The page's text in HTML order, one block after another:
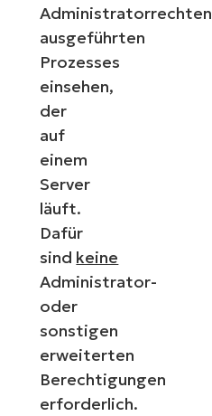
Administratorrechten
ausgeführten
Prozesses
einsehen,
der
auf
einem
Server
läuft.
Dafür
sind keine
Administrator-
oder
sonstigen
erweiterten
Berechtigungen
erforderlich.